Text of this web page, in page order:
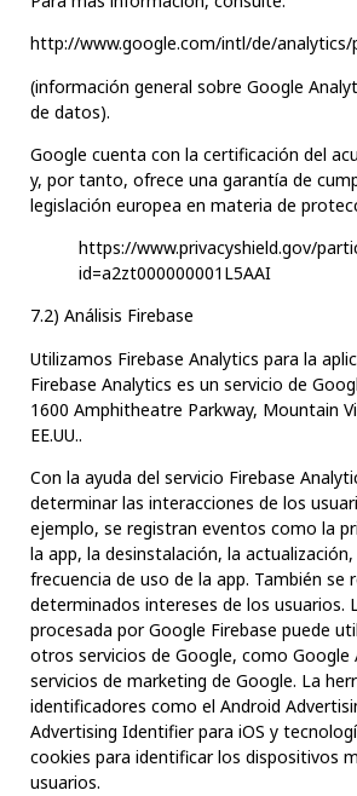
http://www.google.com/intl/de/analytics/
(información general sobre Google
de datos).
Google cuenta con la certificación del
y, por tanto, ofrece una garantía de
legislación europea en materia de
https://www.privacyshield.gov/
id=a2zt000000001L5AAI
7.2) Análisis Firebase
Utilizamos Firebase Analytics para la
Firebase Analytics es un servicio de
1600 Amphitheatre Parkway, Mountain
EE.UU..
Con la ayuda del servicio Firebase
determinar las interacciones de los
ejemplo, se registran eventos como la
la app, la desinstalación, la
frecuencia de uso de la app. También se
determinados intereses de los usuarios.
procesada por Google Firebase puede
otros servicios de Google, como Google
servicios de marketing de Google. La
identificadores como el Android
Advertising Identifier para iOS y
cookies para identificar los dispositivos
usuarios.